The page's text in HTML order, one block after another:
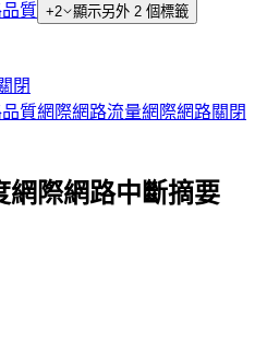
質 +2
顯示另外 2 個標籤
閉
質網際網路流量網際網路關閉
網際網路中斷摘要